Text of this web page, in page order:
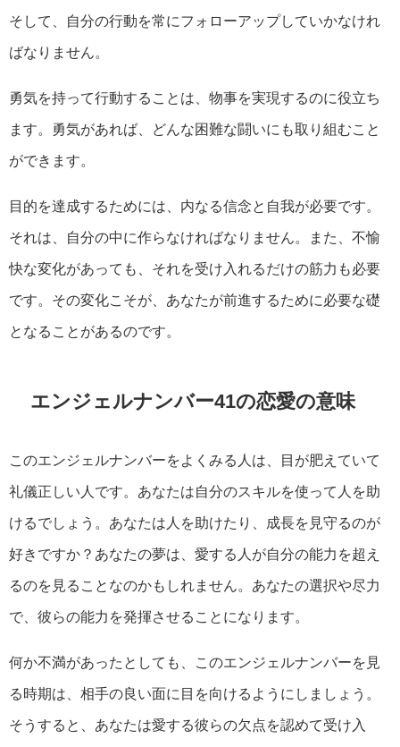
そして、自分の行動を常にフォローアップしていかなけれ
ばなりません。
勇気を持って行動することは、物事を実現するのに役立ち
ます。勇気があれば、どんな困難な闘いにも取り組むこと
ができます。
目的を達成するためには、内なる信念と自我が必要です。
それは、自分の中に作らなければなりません。また、不愉
快な変化があっても、それを受け入れるだけの筋力も必要
です。その変化こそが、あなたが前進するために必要な礎
となることがあるのです。
エンジェルナンバー41の恋愛の意味
このエンジェルナンバーをよくみる人は、目が肥えていて
礼儀正しい人です。あなたは自分のスキルを使って人を助
けるでしょう。あなたは人を助けたり、成長を見守るのが
好きですか？あなたの夢は、愛する人が自分の能力を超え
るのを見ることなのかもしれません。あなたの選択や尽力
で、彼らの能力を発揮させることになります。
何か不満があったとしても、このエンジェルナンバーを見
る時期は、相手の良い面に目を向けるようにしましょう。
そうすると、あなたは愛する彼らの欠点を認めて受け入